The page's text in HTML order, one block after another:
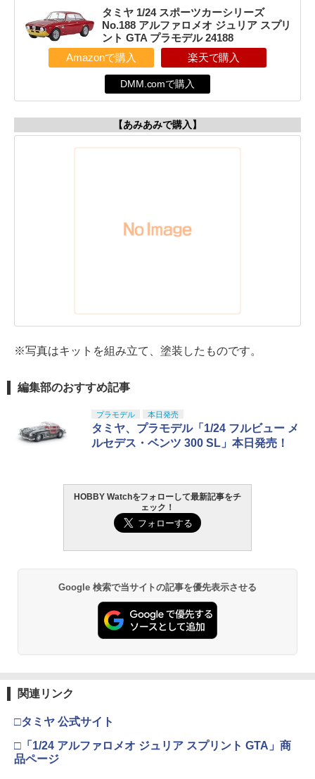
タミヤ 1/24 スポーツカーシリーズ
No.188 アルファロメオ ジュリア スプリ
ント GTA プラモデル 24188
Amazonで購入 楽天で購入
DMM.comで購入
【あみあみで購入】
※写真はキットを組み立て、塗装したものです。
編集部のおすすめ記事
プラモデル 本日発売
タミヤ、プラモデル「1/24 フルビュー メ
ルセデス・ベンツ 300 SL」本日発売！
HOBBY Watchをフォローして最新記事をチ
ェック！
Google 検索で当サイトの記事を優先表示させる
関連リンク
□タミヤ 公式サイト
□「1/24 アルファロメオ ジュリア スプリント GTA」商
品ページ